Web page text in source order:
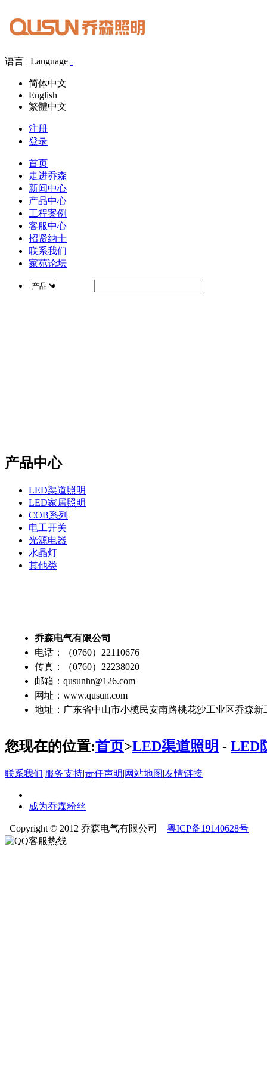
语言 | Language
简体中文
English
繁體中文
注册
登录
首页
走进乔森
新闻中心
产品中心
工程案例
客服中心
招贤纳士
联系我们
家苑论坛
产品中心
LED渠道照明
LED家居照明
COB系列
电工开关
光源电器
水晶灯
其他类
乔森电气有限公司
电话：（0760）22110676
传真：（0760）22238020
邮箱：qusunhr@126.com
网址：www.qusun.com
地址：广东省中山市小榄民安南路桃花沙工业区乔森新
您现在的位置:首页>LED渠道照明 - LED
联系我们|服务支持|责任声明|网站地图|友情链接
成为乔森粉丝
Copyright © 2012 乔森电气有限公司 粤ICP备19140628号